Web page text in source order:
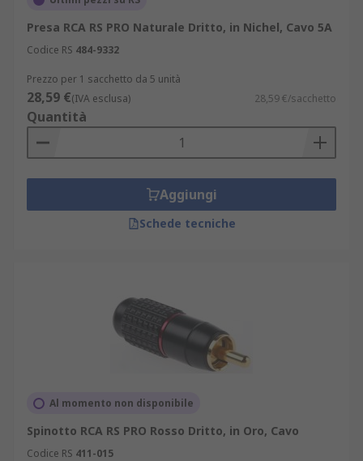
Presa RCA RS PRO Naturale Dritto, in Nichel, Cavo 5A
Codice RS 484-9332
Prezzo per 1 sacchetto da 5 unità
28,59 €(IVA esclusa) 28,59 €/sacchetto
Quantità
Aggiungi
Schede tecniche
Al momento non disponibile
Spinotto RCA RS PRO Rosso Dritto, in Oro, Cavo
Codice RS 411-015